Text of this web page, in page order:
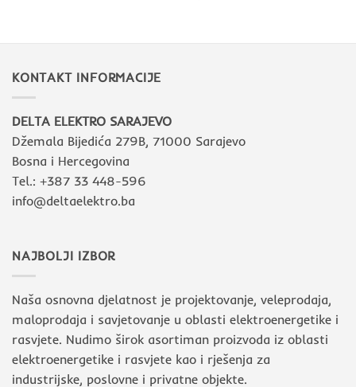
KONTAKT INFORMACIJE
DELTA ELEKTRO SARAJEVO
Džemala Bijedića 279B, 71000 Sarajevo
Bosna i Hercegovina
Tel.: +387 33 448-596
info@deltaelektro.ba
NAJBOLJI IZBOR
Naša osnovna djelatnost je projektovanje, veleprodaja,
maloprodaja i savjetovanje u oblasti elektroenergetike i
rasvjete. Nudimo širok asortiman proizvoda iz oblasti
elektroenergetike i rasvjete kao i rješenja za
industrijske, poslovne i privatne objekte.